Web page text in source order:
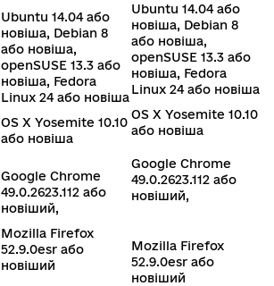
Ubuntu 14.04 або
новіша, Debian 8
або новіша,
openSUSE 13.3 або
новіша, Fedora
Linux 24 або новіша
OS X Yosemite 10.10
або новіша
Ubuntu 14.04 або
новіша, Debian 8
або новіша,
openSUSE 13.3 або
новіша, Fedora
Linux 24 або новіша
OS X Yosemite 10.10
або новіша
Google Chrome
49.0.2623.112 або
новіший,
Mozilla Firefox
52.9.0esr або
новіший
Google Chrome
49.0.2623.112 або
новіший,
Mozilla Firefox
52.9.0esr або
новіший